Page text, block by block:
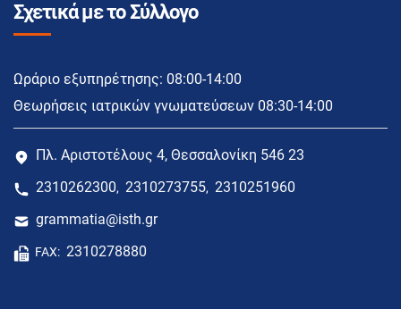
Σχετικά με το Σύλλογο
Ωράριο εξυπηρέτησης: 08:00-14:00
Θεωρήσεις ιατρικών γνωματεύσεων 08:30-14:00
Πλ. Αριστοτέλους 4, Θεσσαλονίκη 546 23
2310262300, 2310273755, 2310251960
grammatia@isth.gr
FAX: 2310278880